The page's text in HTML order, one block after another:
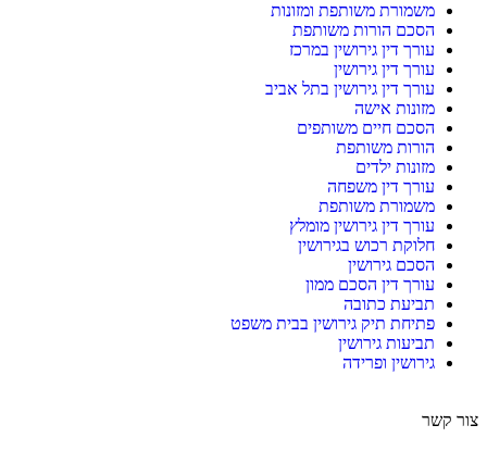
משמורת משותפת ומזונות
הסכם הורות משותפת
עורך דין גירושין במרכז
עורך דין גירושין
עורך דין גירושין בתל אביב
מזונות אישה
הסכם חיים משותפים
הורות משותפת
מזונות ילדים
עורך דין משפחה
משמורת משותפת
עורך דין גירושין מומלץ
חלוקת רכוש בגירושין
הסכם גירושין
עורך דין הסכם ממון
תביעת כתובה
פתיחת תיק גירושין בבית משפט
תביעות גירושין
גירושין ופרידה
צור קשר